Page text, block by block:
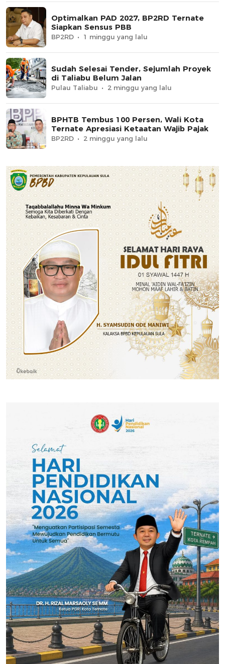
Optimalkan PAD 2027, BP2RD Ternate
Siapkan Sensus PBB
BP2RD 1 minggu yang lalu
Sudah Selesai Tender, Sejumlah Proyek
di Taliabu Belum Jalan
Pulau Taliabu 2 minggu yang lalu
BPHTB Tembus 100 Persen, Wali Kota
Ternate Apresiasi Ketaatan Wajib Pajak
BP2RD 2 minggu yang lalu